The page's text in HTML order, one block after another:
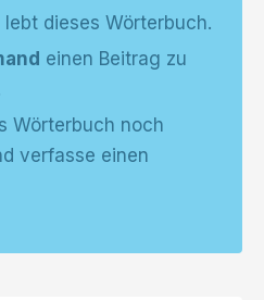
dieses Wörterbuch.
einen Beitrag zu
Wörterbuch noch
verfasse einen